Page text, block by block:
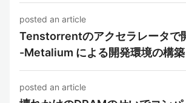
posted an article
Tenstorrentのアクセラレータ
-Metalium による開発環境の構築
posted an article